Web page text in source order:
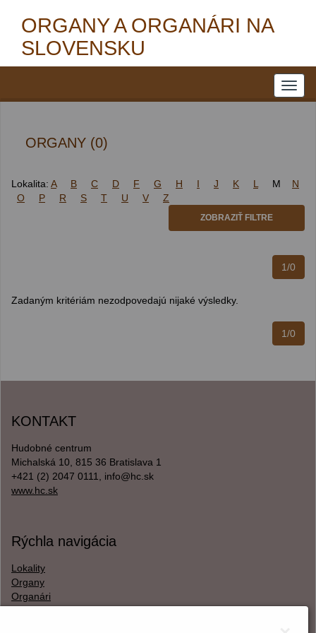
ORGANY A ORGANÁRI NA
SLOVENSKU
ORGANY (0)
Lokalita: A B C D F G H I J K L M N
O
P R S T U V Z
ZOBRAZIŤ FILTRE
1/0
Zadaným kritériám nezodpovedajú nijaké výsledky.
1/0
KONTAKT
Hudobné centrum
Michalská 10, 815 36 Bratislava 1
+421 (2) 2047 0111, info@hc.sk
www.hc.sk
Rýchla navigácia
Lokality
Organy
Organári